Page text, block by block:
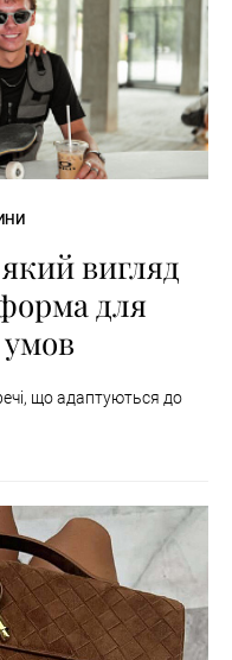
вигляд
для
що адаптуються до